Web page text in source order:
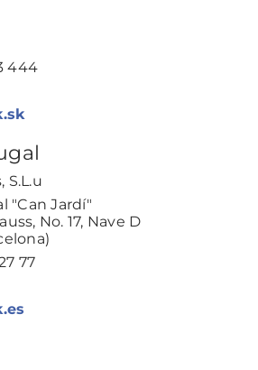
444
S.L.u
"Can Jardí"
No. 17, Nave D
77